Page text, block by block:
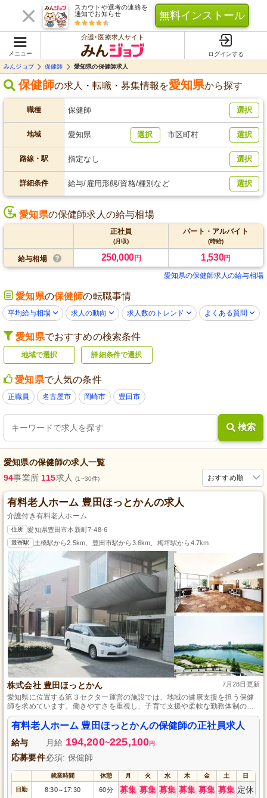
スカウトや選考の連絡を
通知でお知らせ
無料インストール
メニュー
介護･医療求人サイト
ログインする
みんジョブ
保健師 愛知県の保健師求人
保健師の求人・転職・募集情報を愛知県から探す
職種 保健師 選択
地域 愛知県 選択 市区町村 選択
路線・駅 指定なし 選択
詳細条件 給与/雇用形態/資格/種別など 選択
愛知県の保健師求人の給与相場
正社員
(月収)
パート・アルバイト
(時給)
給与相場 250,000円 1,530円
愛知県の保健師求人の給与相場
愛知県の保健師の転職事情
平均給与相場 求人の動向 求人数のトレンド よくある質問
愛知県でおすすめの検索条件
地域で選択 詳細条件で選択
愛知県で人気の条件
正職員 名古屋市 岡崎市 豊田市
検索
愛知県の保健師の求人一覧
おすすめ順
94事業所 115求人(1~30件)
有料老人ホーム 豊田ほっとかんの求人
介護付き有料老人ホーム
住所 愛知県豊田市本新町7-48-6
最寄駅 土橋駅から2.5km、豊田市駅から3.6km、梅坪駅から4.7km
株式会社 豊田ほっとかん 7月28日更新
愛知県に位置する第３セクター運営の施設では、地域の健康支援を担う保健
師を求めています。働きやすさを重視し、子育て支援や柔軟な勤務体制の整
備に努めており、各種健康指導業務であなたの力を活かせる場を提供しま
す。職場環境の充実が魅力の愛知県で、保健師として地域に貢献してみませ
んか。
有料老人ホーム 豊田ほっとかんの保健師の正社員求人
給与 月給 194,200~225,100円
応募要件必須: 保健師
就業時間 休憩 月 火 水 木 金 土 日
日勤 8:30～ 17:30 60分 募集 募集 募集 募集 募集 募集 定休